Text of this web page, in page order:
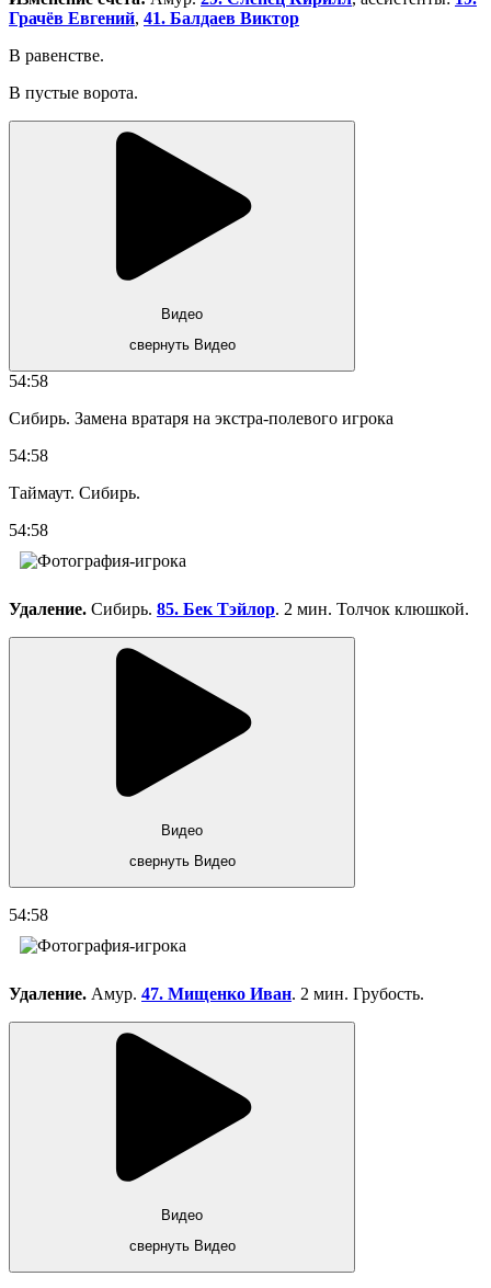
Грачёв Евгений, 41. Балдаев Виктор
В равенстве.
В пустые ворота.
Видео
свернуть Видео
54:58
Сибирь. Замена вратаря на экстра-полевого игрока
54:58
Таймаут. Сибирь.
54:58
Удаление. Сибирь. 85. Бек Тэйлор. 2 мин. Толчок клюшкой.
Видео
свернуть Видео
54:58
Удаление. Амур. 47. Мищенко Иван. 2 мин. Грубость.
Видео
свернуть Видео